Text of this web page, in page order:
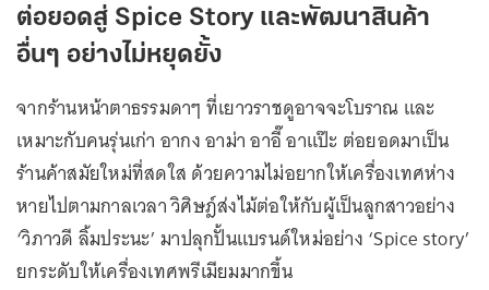
ต่อยอดสู่ Spice Story และพัฒนาสินค้า
อื่นๆ อย่างไม่หยุดยั้ง
จากร้านหน้าตาธรรมดาๆ ที่เยาวราชดูอาจจะโบราณ และ
เหมาะกับคนรุ่นเก่า อากง อาม่า อาอี๊ อาแป๊ะ ต่อยอดมาเป็น
ร้านค้าสมัยใหม่ที่สดใส ด้วยความไม่อยากให้เครื่องเทศห่าง
หายไปตามกาลเวลา วิศิษฎ์ส่งไม้ต่อให้กับผู้เป็นลูกสาวอย่าง
‘วิภาวดี ลิ้มประนะ’ มาปลุกปั้นแบรนด์ใหม่อย่าง ‘Spice story’
ยกระดับให้เครื่องเทศพรีเมียมมากขึ้น